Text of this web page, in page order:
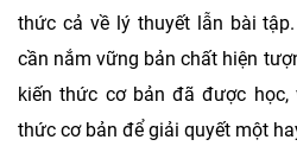
thức cả về lý thuyết lẫn bài
cần nắm vững bản chất hiện
kiến thức cơ bản đã được
thức cơ bản để giải quyết một